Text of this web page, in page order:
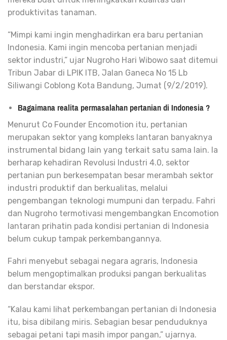
produktivitas tanaman.
“Mimpi kami ingin menghadirkan era baru pertanian
Indonesia. Kami ingin mencoba pertanian menjadi
sektor industri,” ujar Nugroho Hari Wibowo saat ditemui
Tribun Jabar di LPIK ITB, Jalan Ganeca No 15 Lb
Siliwangi Coblong Kota Bandung, Jumat (9/2/2019).
Bagaimana realita permasalahan pertanian di Indonesia ?
Menurut Co Founder Encomotion itu, pertanian
merupakan sektor yang kompleks lantaran banyaknya
instrumental bidang lain yang terkait satu sama lain. Ia
berharap kehadiran Revolusi Industri 4.0, sektor
pertanian pun berkesempatan besar merambah sektor
industri produktif dan berkualitas, melalui
pengembangan teknologi mumpuni dan terpadu. Fahri
dan Nugroho termotivasi mengembangkan Encomotion
lantaran prihatin pada kondisi pertanian di Indonesia
belum cukup tampak perkembangannya.
Fahri menyebut sebagai negara agraris, Indonesia
belum mengoptimalkan produksi pangan berkualitas
dan berstandar ekspor.
“Kalau kami lihat perkembangan pertanian di Indonesia
itu, bisa dibilang miris. Sebagian besar penduduknya
sebagai petani tapi masih impor pangan,” ujarnya.